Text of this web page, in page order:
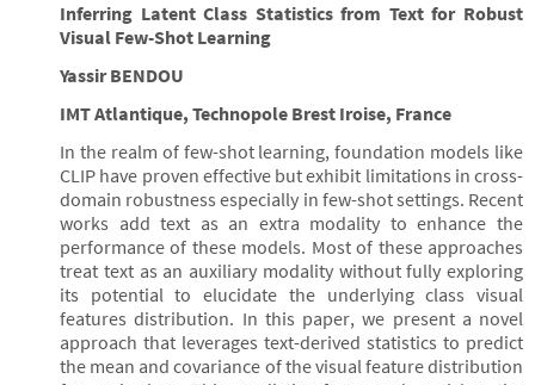
Inferring Latent Class Statistics from Text for Robust
Visual Few-Shot Learning
Yassir BENDOU
IMT Atlantique, Technopole Brest Iroise, France
In the realm of few-shot learning, foundation models like
CLIP have proven effective but exhibit limitations in cross-
domain robustness especially in few-shot settings. Recent
works add text as an extra modality to enhance the
performance of these models. Most of these approaches
treat text as an auxiliary modality without fully exploring
its potential to elucidate the underlying class visual
features distribution. In this paper, we present a novel
approach that leverages text-derived statistics to predict
the mean and covariance of the visual feature distribution